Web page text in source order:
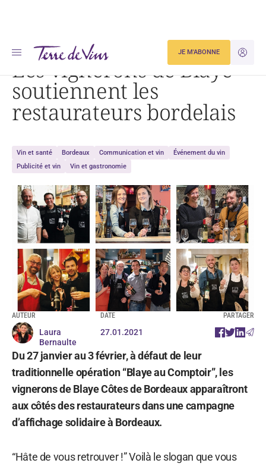
JE
JE M'ABONNE
Accueil Les vignerons de Blaye soutiennent les restaurateurs bordelais
Les vignerons de Blaye
soutiennent les
restaurateurs bordelais
Vin et santé Bordeaux Communication et vin
Événement du vin
Publicité et vin
Vin et gastronomie
AUTEUR
Laura
Bernaulte
DATE
27.01.2021
PARTAGER
Du 27 janvier au 3 février, à défaut de leur
traditionnelle opération “Blaye au Comptoir”, les
vignerons de Blaye Côtes de Bordeaux apparaîtront
aux côtés des restaurateurs dans une campagne
d’affichage solidaire à Bordeaux.
“Hâte de vous retrouver !” Voilà le slogan que vous